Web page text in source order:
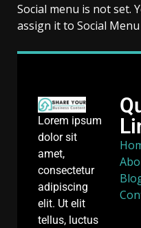
Social menu is not set.
assign it to Social
Lorem ipsum
dolor sit
amet,
consectetur
adipiscing
elit. Ut elit
tellus, luctus